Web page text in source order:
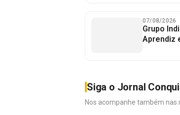
07/08/2026
Grupo
Aprendiz
Siga o Jornal
Nos acompanhe também nas